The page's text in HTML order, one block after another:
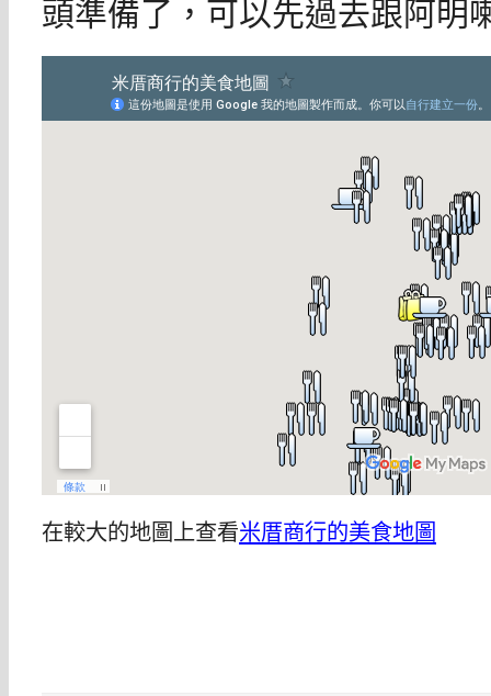
頭準備了，可以先過去跟阿明
在較大的地圖上查看米厝商行的美食地圖